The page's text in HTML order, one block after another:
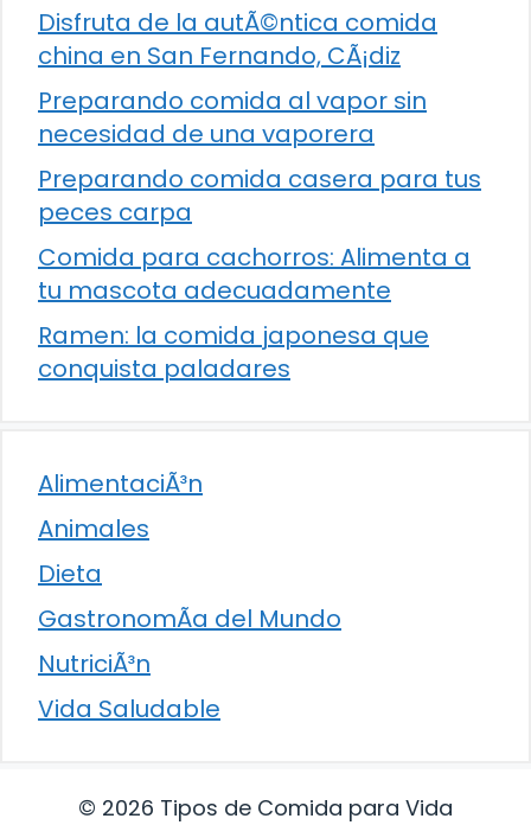
Disfruta de la autÃ©ntica comida
china en San Fernando, CÃ¡diz
Preparando comida al vapor sin
necesidad de una vaporera
Preparando comida casera para tus
peces carpa
Comida para cachorros: Alimenta a
tu mascota adecuadamente
Ramen: la comida japonesa que
conquista paladares
AlimentaciÃ³n
Animales
Dieta
GastronomÃ­a del Mundo
NutriciÃ³n
Vida Saludable
© 2026 Tipos de Comida para Vida